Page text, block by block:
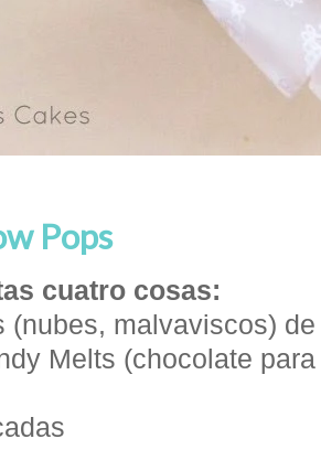
Pops
cuatro cosas:
(nubes, malvaviscos)
Melts (chocolate